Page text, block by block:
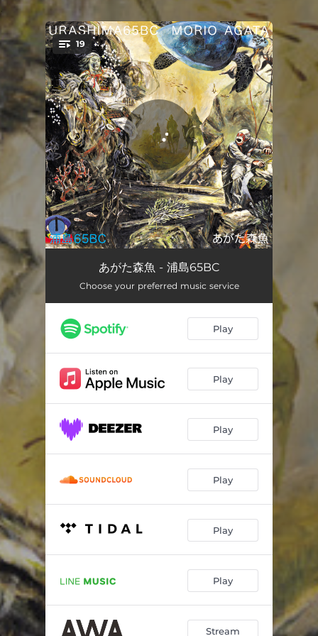
You're all set!
19
岩を祝おう
あなたへのぶるぅ 02:42
ぢぇらしいぢゃないよ 03:41
月光オートバイ
夜をさすらって歌え 03:08
Dylan65(ボブ・ディラン物語) 05:29
01:26
01:14
00:49
00:56
すぷりんぐのりぃた 00:51
All My Trials(私の試練) 02:48
あがた森魚 - 浦島65BC
Choose your preferred music service
Play
Play
Play
Play
Play
Play
Stream
.